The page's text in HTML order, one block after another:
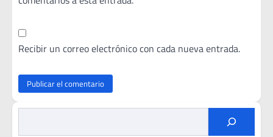
Recibir un correo electrónico con cada nueva entrada.